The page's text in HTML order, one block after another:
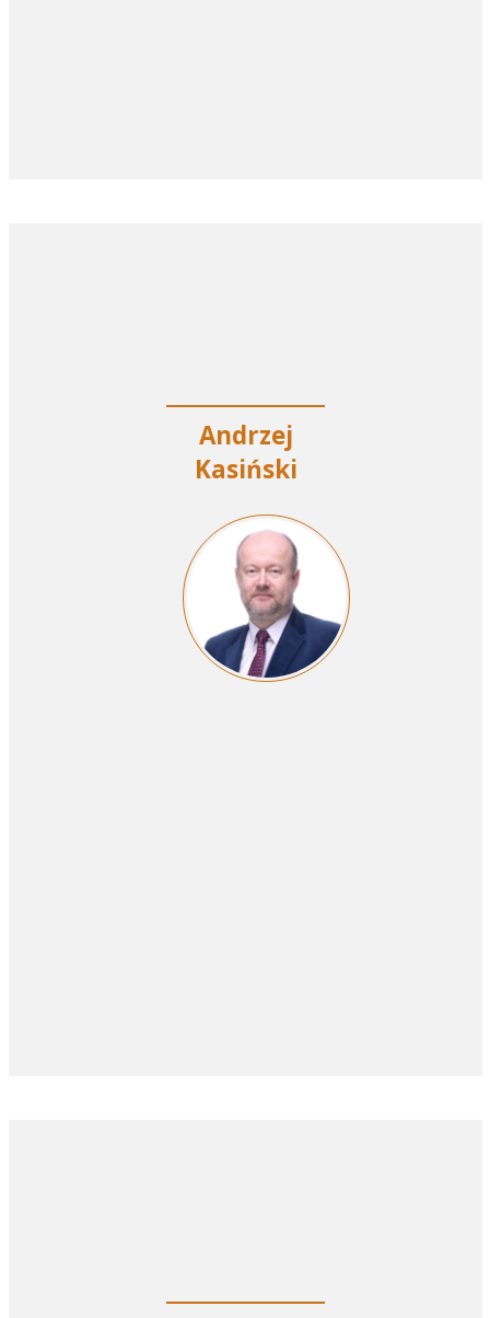
Andrzej
Kasiński